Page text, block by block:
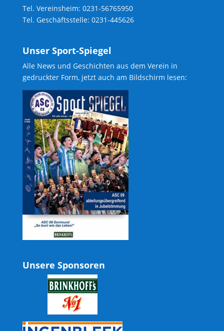
Tel. Vereinsheim: 0231-56765950
Tel. Geschäftsstelle: 0231-445626
Unser Sport-Spiegel
Alle News und Geschichten aus dem Verein in
gedruckter Form, jetzt auch am Bildschirm lesen:
Unsere Sponsoren